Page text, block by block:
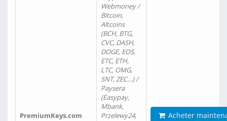
PremiumKeys.com
Webmoney /
Bitcoin,
Altcoins
(BCH, BTG,
CVC, DASH,
DOGE, EOS,
ETC, ETH,
LTC, OMG,
SNT, ZEC…) /
Paysera
(Easypay,
Mbank,
Przelewy24,
Acheter